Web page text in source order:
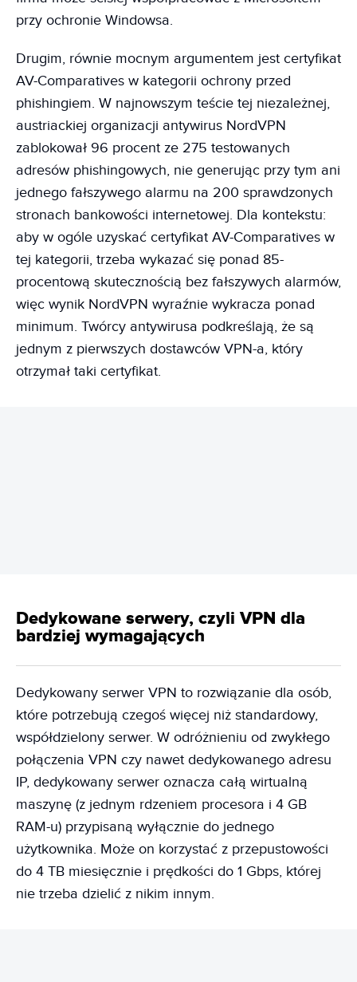
przy ochronie Windowsa.
Drugim, równie mocnym argumentem jest certyfikat
AV-Comparatives w kategorii ochrony przed
phishingiem. W najnowszym teście tej niezależnej,
austriackiej organizacji antywirus NordVPN
zablokował 96 procent ze 275 testowanych
adresów phishingowych, nie generując przy tym ani
jednego fałszywego alarmu na 200 sprawdzonych
stronach bankowości internetowej. Dla kontekstu:
aby w ogóle uzyskać certyfikat AV-Comparatives w
tej kategorii, trzeba wykazać się ponad 85-
procentową skutecznością bez fałszywych alarmów,
więc wynik NordVPN wyraźnie wykracza ponad
minimum. Twórcy antywirusa podkreślają, że są
jednym z pierwszych dostawców VPN-a, który
otrzymał taki certyfikat.
Dedykowane serwery, czyli VPN dla
bardziej wymagających
Dedykowany serwer VPN to rozwiązanie dla osób,
które potrzebują czegoś więcej niż standardowy,
współdzielony serwer. W odróżnieniu od zwykłego
połączenia VPN czy nawet dedykowanego adresu
IP, dedykowany serwer oznacza całą wirtualną
maszynę (z jednym rdzeniem procesora i 4 GB
RAM-u) przypisaną wyłącznie do jednego
użytkownika. Może on korzystać z przepustowości
do 4 TB miesięcznie i prędkości do 1 Gbps, której
nie trzeba dzielić z nikim innym.